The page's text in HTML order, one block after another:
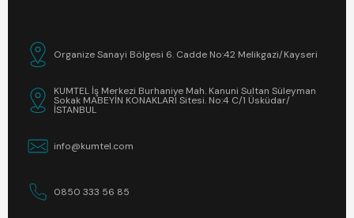
Organize Sanayi Bölgesi 6. Cadde No:42 Melikgazi/Kayseri
KUMTEL İş Merkezi Burhaniye Mah. Kanuni Sultan Süleyman
Sokak MABEYİN KONAKLARI Sitesi. No:4 C/1 Üsküdar/
İSTANBUL
info@kumtel.com
0850 333 56 85